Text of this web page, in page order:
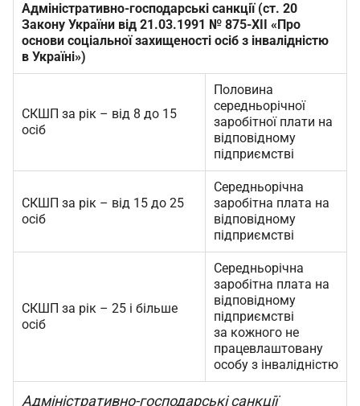
Адміністративно-господарські санкції (ст. 20
Закону України від 21.03.1991 № 875-XII «Про
основи соціальної захищеності осіб з інвалідністю
в Україні»)
СКШП за рік – від 8 до 15
осіб
Половина
середньорічної
заробітної плати на
відповідному
підприємстві
СКШП за рік – від 15 до 25
осіб
Середньорічна
заробітна плата на
відповідному
підприємстві
СКШП за рік – 25 і більше
осіб
Середньорічна
заробітна плата на
відповідному
підприємстві
за кожного не
працевлаштовану
особу з інвалідністю
Адміністративно-господарськісанкції